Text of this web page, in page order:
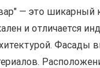
— это шикарный
и отличается
Фасады